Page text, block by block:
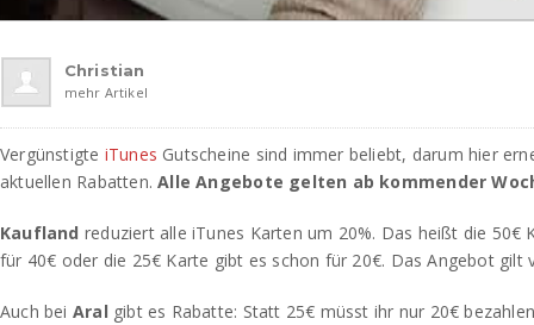
Christian
mehr Artikel
Vergünstigte iTunes Gutscheine sind immer beliebt, darum hier
aktuellen Rabatten. Alle Angebote gelten ab kommender
Kaufland reduziert alle iTunes Karten um 20%. Das heißt die 50€
für 40€ oder die 25€ Karte gibt es schon für 20€. Das Angebot gilt
Auch bei Aral gibt es Rabatte: Statt 25€ müsst ihr nur 20€